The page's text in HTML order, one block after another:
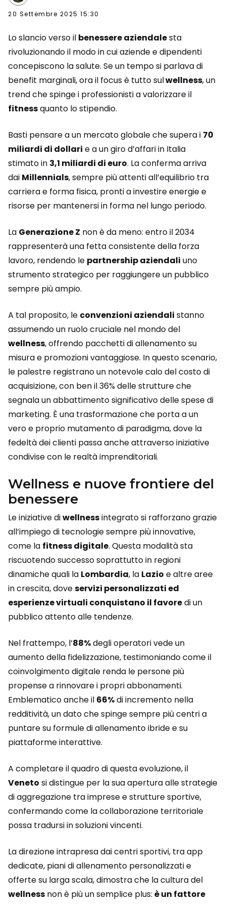
20 Settembre 2025 15:30
Lo slancio verso il benessere aziendalesta
rivoluzionando il modo in cui aziende e dipendenti
concepiscono la salute. Se un tempo si parlava di
benefit marginali, ora il focus è tutto sulwellness, un
trend che spinge i professionisti a valorizzare il
fitnessquanto lo stipendio.
Basti pensare a un mercato globale che supera i 70
miliardi di dollari e a un giro d’affari in Italia
stimato in 3,1 miliardi di euro. La conferma arriva
dai Millennials, sempre più attenti all’equilibrio tra
carriera e forma fisica, pronti a investire energie e
risorse per mantenersi in forma nel lungo periodo.
La Generazione Z non è da meno: entro il 2034
rappresenterà una fetta consistente della forza
lavoro, rendendo le partnership aziendali uno
strumento strategico per raggiungere un pubblico
sempre più ampio.
A tal proposito, le convenzioni aziendali stanno
assumendo un ruolo cruciale nel mondo del
wellness, offrendo pacchetti di allenamento su
misura e promozioni vantaggiose. In questo scenario,
le palestre registrano un notevole calo del costo di
acquisizione, con ben il 36% delle strutture che
segnala un abbattimento significativo delle spese di
marketing. È una trasformazione che porta a un
vero e proprio mutamento di paradigma, dove la
fedeltà dei clienti passa anche attraverso iniziative
condivise con le realtà imprenditoriali.
Wellness e nuove frontiere del
benessere
Le iniziative diwellnessintegrato si rafforzano grazie
all’impiego di tecnologie sempre più innovative,
come la fitness digitale. Questa modalità sta
riscuotendo successo soprattutto in regioni
dinamiche quali la Lombardia, la Lazio e altre aree
in crescita, doveservizi personalizzati ed
esperienze virtuali conquistano il favoredi un
pubblico attento alle tendenze.
Nel frattempo, l’88%degli operatori vede un
aumento della fidelizzazione, testimoniando come il
coinvolgimento digitale renda le persone più
propense a rinnovare i propri abbonamenti.
Emblematico anche il 66%di incremento nella
redditività, un dato che spinge sempre più centri a
puntare su formule di allenamento ibride e su
piattaforme interattive.
A completare il quadro di questa evoluzione, il
Veneto si distingue per la sua apertura alle strategie
di aggregazione tra imprese e strutture sportive,
confermando come la collaborazione territoriale
possa tradursi in soluzioni vincenti.
La direzione intrapresa dai centri sportivi, tra app
dedicate, piani di allenamento personalizzati e
offerte su larga scala, dimostra che la cultura del
wellness non è più un semplice plus: è un fattore